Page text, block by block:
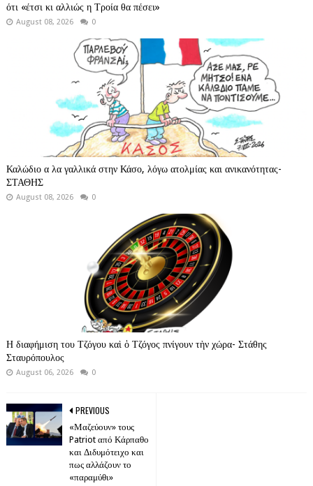
ότι «έτσι κι αλλιώς η Τροία θα πέσει»
August 08, 2026 0
Καλώδιο α λα γαλλικά στην Κάσο, λόγω ατολμίας και ανικανότητας-
ΣΤΑΘΗΣ
August 08, 2026 0
Η διαφήμιση του Τζόγου καὶ ὁ Τζόγος πνίγουν τὴν χώρα- Στάθης
Σταυρόπουλος
August 06, 2026 0
PREVIOUS
«Μαζεύουν» τους
Patriot από Κάρπαθο
και Διδυμότειχο και
πως αλλάζουν το
«παραμύθι»